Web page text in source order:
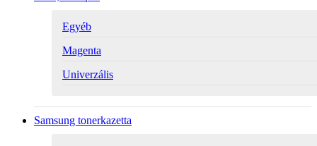
Egyéb
Magenta
Univerzális
Samsung tonerkazetta